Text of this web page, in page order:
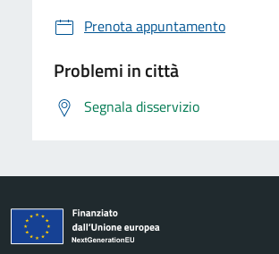
Prenota appuntamento
Problemi in città
Segnala disservizio